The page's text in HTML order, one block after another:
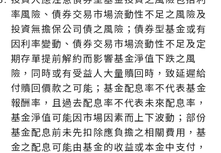
率風險、債券交易市場流動性不足之風險及
投資無擔保公司債之風險；債券型基金或有
因利率變動、債券交易市場流動性不足及定
期存單提前解約而影響基金淨值下跌之風
險，同時或有受益人大量贖回時，致延遲給
付贖回價款之可能；基金配息率不代表基金
報酬率，且過去配息率不代表未來配息率，
基金淨值可能因市場因素而上下波動；部份
基金配息前未先扣除應負擔之相關費用，基
金之配息可能由基金的收益或本金中支付，